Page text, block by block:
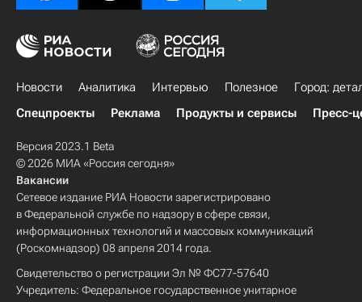
Новости Аналитика Интервью Полезное
Город:
Спецпроекты
Реклама Продукты и сервисы Пресс-
Версия 2023.1 Beta
© 2026 МИА «Россия сегодня»
Вакансии
Сетевое издание РИА Новости зарегистрировано
в Федеральной службе по надзору в сфере связи,
информационных технологий и массовых коммуникаций
(Роскомнадзор) 08 апреля 2014 года.
Свидетельство о регистрации Эл № ФС77-57640
Учредитель: Федеральное государственное унитарное